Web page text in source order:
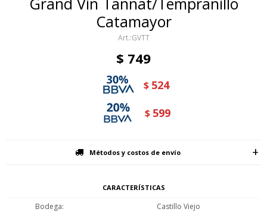
Catamayor
GVTT
$ 749
$ 524
$ 599
Métodos y costos de envío
CARACTERÍSTICAS
Bodega Castillo Viejo